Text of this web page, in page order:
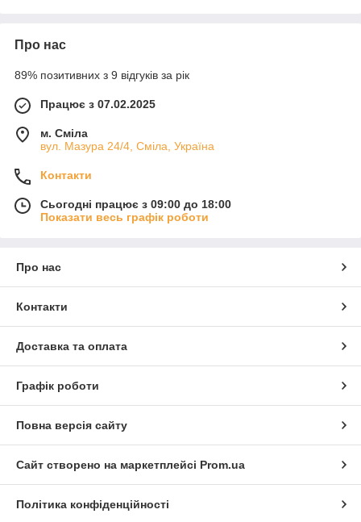
Про нас
89% позитивних з 9 відгуків за рік
Працює з 07.02.2025
м. Сміла
вул. Мазура 24/4, Сміла, Україна
Контакти
Сьогодні працює з 09:00 до 18:00
Показати весь графік роботи
Про нас
Контакти
Доставка та оплата
Графік роботи
Повна версія сайту
Сайт створено на маркетплейсі Prom.ua
Політика конфіденційності